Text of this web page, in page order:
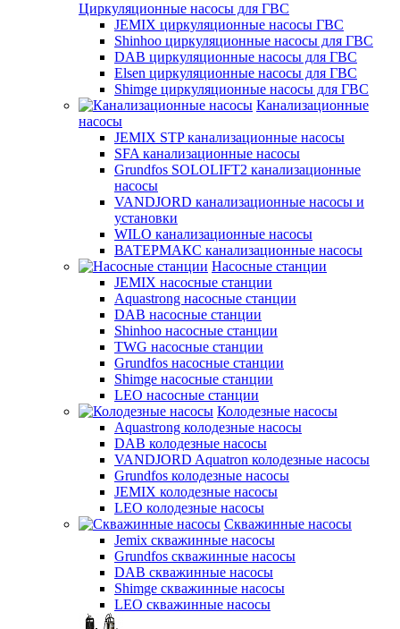
Циркуляционные насосы для ГВС
JEMIX циркуляционные насосы ГВС
Shinhoo циркуляционные насосы для ГВС
DAB циркуляционные насосы для ГВС
Elsen циркуляционные насосы для ГВС
Shimge циркуляционные насосы для ГВС
Канализационные
насосы
JEMIX STP канализационные насосы
SFA канализационные насосы
Grundfos SOLOLIFT2 канализационные
насосы
VANDJORD канализационные насосы и
установки
WILO канализационные насосы
ВАТЕРМАКС канализационные насосы
Насосные станции
JEMIX насосные станции
Aquastrong насосные станции
DAB насосные станции
Shinhoo насосные станции
TWG насосные станции
Grundfos насосные станции
Shimge насосные станции
LEO насосные станции
Колодезные насосы
Aquastrong колодезные насосы
DAB колодезные насосы
VANDJORD Aquatron колодезные насосы
Grundfos колодезные насосы
JEMIX колодезные насосы
LEO колодезные насосы
Скважинные насосы
Jemix cкважинные насосы
Grundfos скважинные насосы
DAB скважинные насосы
Shimge скважинные насосы
LEO скважинные насосы